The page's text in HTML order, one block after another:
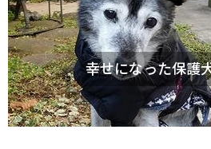
幸せになった保護